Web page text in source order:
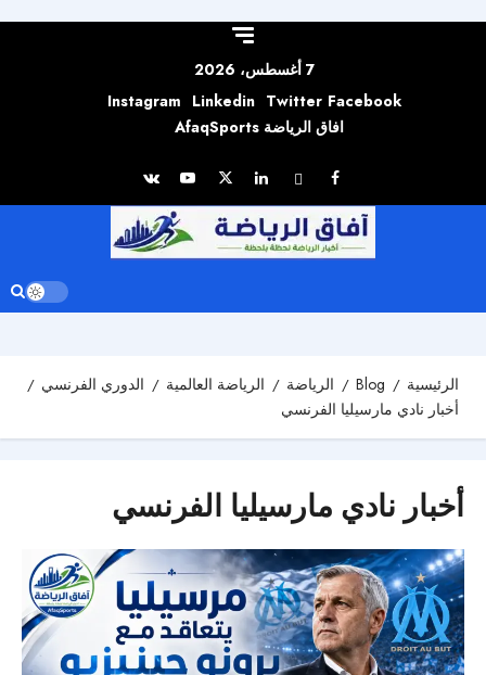
7 أغسطس، 2026
Facebook
Twitter
Linkedin
Instagram
افاق الرياضة AfaqSports
الرئيسية Blog الرياضة الرياضة العالمية
الدوري الفرنسي
أخبار نادي مارسيليا الفرنسي
أخبار نادي مارسيليا الفرنسي